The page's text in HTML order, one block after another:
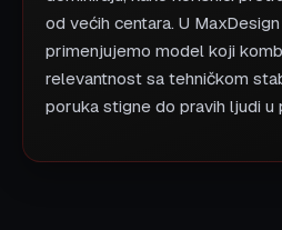
od većih centara. U
primenjujemo model koji
relevantnost sa tehničkom
poruka stigne do pravih ljudi u